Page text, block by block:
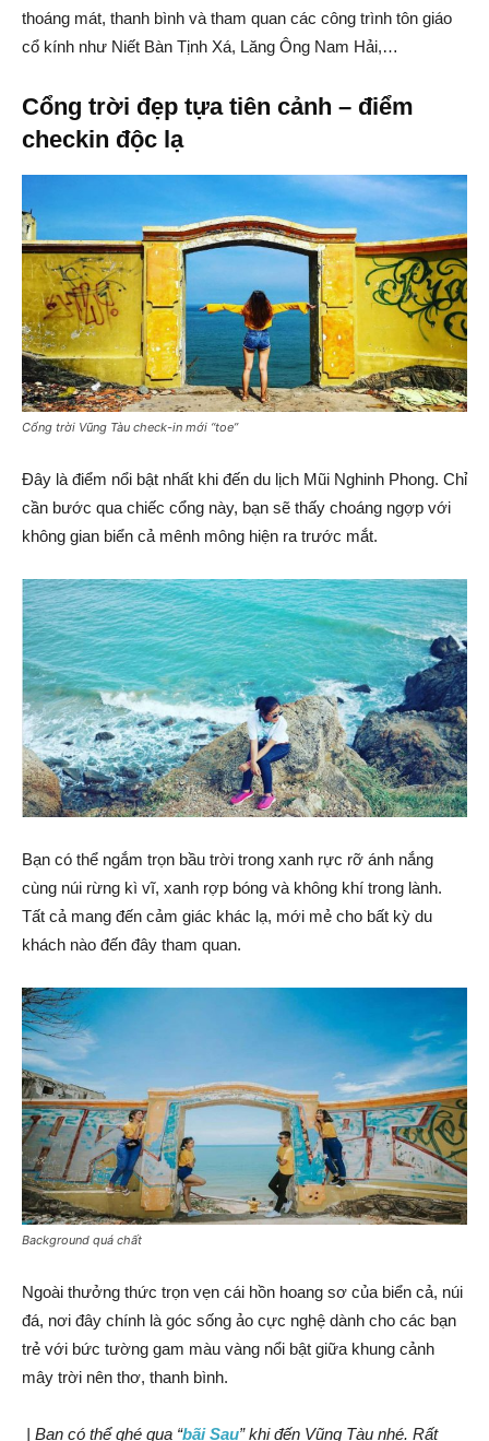
thoáng mát, thanh bình và tham quan các công trình tôn giáo
cổ kính như Niết Bàn Tịnh Xá, Lăng Ông Nam Hải,…
Cổng trời đẹp tựa tiên cảnh – điểm
checkin độc lạ
Cổng trời Vũng Tàu check-in mới “toe”
Đây là điểm nổi bật nhất khi đến du lịch Mũi Nghinh Phong. Chỉ
cần bước qua chiếc cổng này, bạn sẽ thấy choáng ngợp với
không gian biển cả mênh mông hiện ra trước mắt.
Bạn có thể ngắm trọn bầu trời trong xanh rực rỡ ánh nắng
cùng núi rừng kì vĩ, xanh rợp bóng và không khí trong lành.
Tất cả mang đến cảm giác khác lạ, mới mẻ cho bất kỳ du
khách nào đến đây tham quan.
Background quá chất
Ngoài thưởng thức trọn vẹn cái hồn hoang sơ của biển cả, núi
đá, nơi đây chính là góc sống ảo cực nghệ dành cho các bạn
trẻ với bức tường gam màu vàng nổi bật giữa khung cảnh
mây trời nên thơ, thanh bình.
| Bạn có thể ghé qua “bãi Sau” khi đến Vũng Tàu nhé. Rất